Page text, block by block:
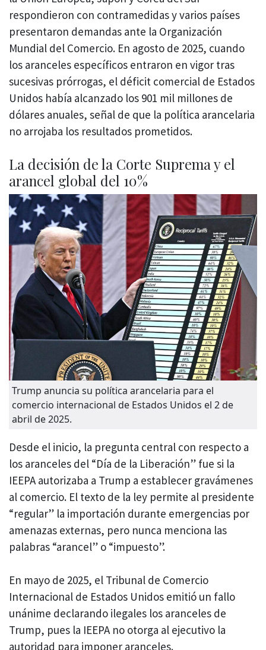
respondieron con contramedidas y varios países
presentaron demandas ante la Organización
Mundial del Comercio. En agosto de 2025, cuando
los aranceles específicos entraron en vigor tras
sucesivas prórrogas, el déficit comercial de Estados
Unidos había alcanzado los 901 mil millones de
dólares anuales, señal de que la política arancelaria
no arrojaba los resultados prometidos.
La decisión de la Corte Suprema y el
arancel global del 10%
Trump anuncia su política arancelaria para el
comercio internacional de Estados Unidos el 2 de
abril de 2025.
Desde el inicio, la pregunta central con respecto a
los aranceles del “Día de la Liberación” fue si la
IEEPA autorizaba a Trump a establecer gravámenes
al comercio. El texto de la ley permite al presidente
“regular” la importación durante emergencias por
amenazas externas, pero nunca menciona las
palabras “arancel” o “impuesto”.
En mayo de 2025, el Tribunal de Comercio
Internacional de Estados Unidos emitió un fallo
unánime declarando ilegales los aranceles de
Trump, pues la IEEPA no otorga al ejecutivo la
autoridad para imponer aranceles.